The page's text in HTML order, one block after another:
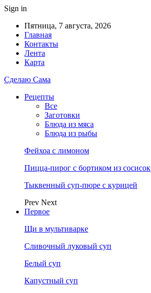
Sign in
Пятница, 7 августа, 2026
Главная
Контакты
Лента
Карта
Сделаю Сама
Рецепты
Все
Заготовки
Блюда из мяса
Блюда из рыбы
Фейхоа с лимоном
Пицца-пирог с бортиком из сосисок
Тыквенный суп-пюре с курицей
Prev Next
Первое
Щи в мультиварке
Сливочный луковый суп
Белый суп
Капустный суп